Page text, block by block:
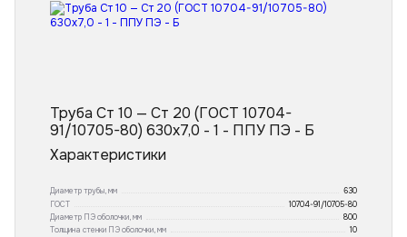
Труба Ст 10 — Ст 20 (ГОСТ 10704-
91/10705-80) 630x7,0 - 1 - ППУ ПЭ - Б
Характеристики
Диаметр трубы, мм
630
ГОСТ
10704-91/10705-80
Диаметр ПЭ оболочки, мм
800
Толщина стенки ПЭ оболочки, мм
10